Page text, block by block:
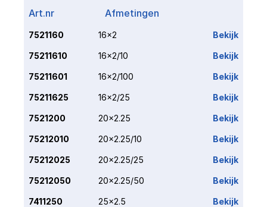
Art.nr Afmetingen
7521160 16x2 Bekijk
75211610 16x2/10 Bekijk
75211601 16x2/100 Bekijk
75211625 16x2/25 Bekijk
7521200 20x2.25 Bekijk
75212010 20x2.25/10 Bekijk
75212025 20x2.25/25 Bekijk
75212050 20x2.25/50 Bekijk
7411250 25x2.5 Bekijk